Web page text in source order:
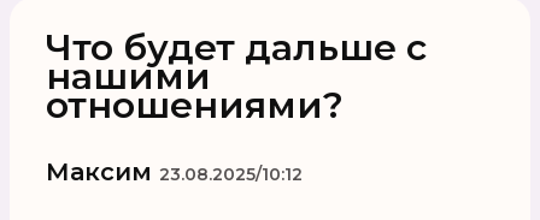
Что будет дальше с
нашими
отношениями?
Максим 23.08.2025/10:12